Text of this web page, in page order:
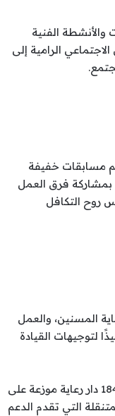
الفنية
الرامية إلى
مسابقات خفيفة
بمشاركة فرق العمل
روح التكافل
المسنين، والعمل
لتوجيهات القيادة
وأوضحت وزارة التضامن الاجتماعي أنها تقدم خدمات رعاية شاملة للمسنين من خلال 184 دار رعاية موزعة على
التي تقدم الدعم